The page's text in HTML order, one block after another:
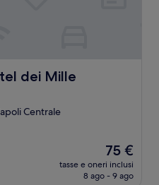
dei Mille
Centrale
Il
prezzo
attuale
75 €
tasse e oneri inclusi
8 ago - 9 ago